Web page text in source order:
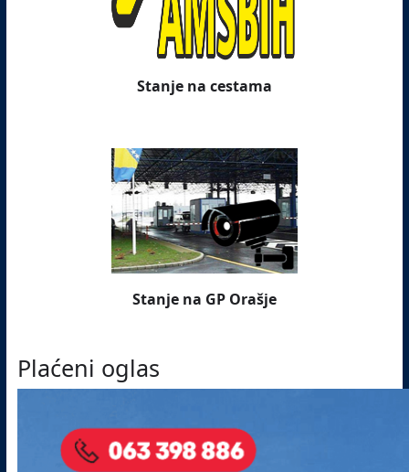
Stanje na cestama
Stanje na GP Orašje
Plaćeni oglas